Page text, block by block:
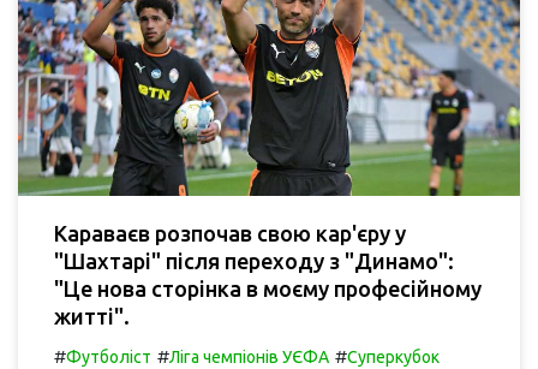
Караваєв розпочав свою кар'єру у
"Шахтарі" після переходу з "Динамо":
"Це нова сторінка в моєму професійному
житті".
#Футболіст #Ліга чемпіонів УЄФА #Суперкубок